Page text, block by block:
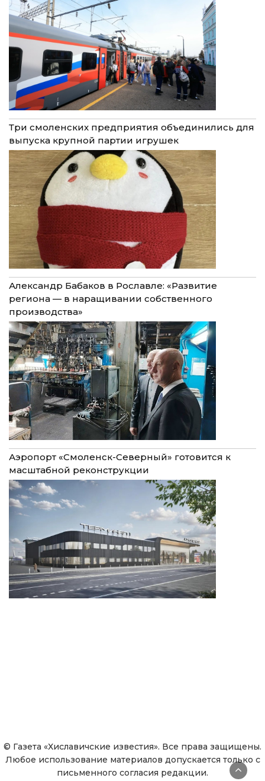
Три смоленских предприятия объединились для
выпуска крупной партии игрушек
Александр Бабаков в Рославле: «Развитие
региона — в наращивании собственного
производства»
Аэропорт «Смоленск-Северный» готовится к
масштабной реконструкции
© Газета «Хиславичские известия». Все права защищены.
Любое использование материалов допускается только с
письменного согласия редакции.